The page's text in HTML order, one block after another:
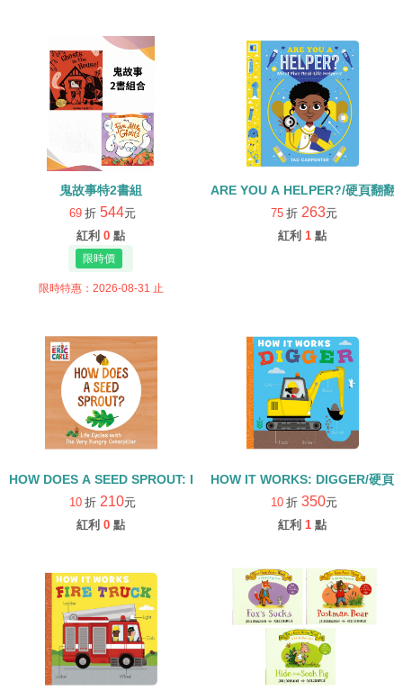
鬼故事特2書組
69 折 544元
紅利 0 點
限時特惠：2026-08-31 止
ARE YOU A HELPER?/硬頁翻翻
75 折 263元
紅利 1 點
HOW DOES A SEED SPROUT: LIFE CYCLES WITH THE VERY
10 折 210元
紅利 0 點
HOW IT WORKS: DIGGER/硬頁
10 折 350元
紅利 1 點